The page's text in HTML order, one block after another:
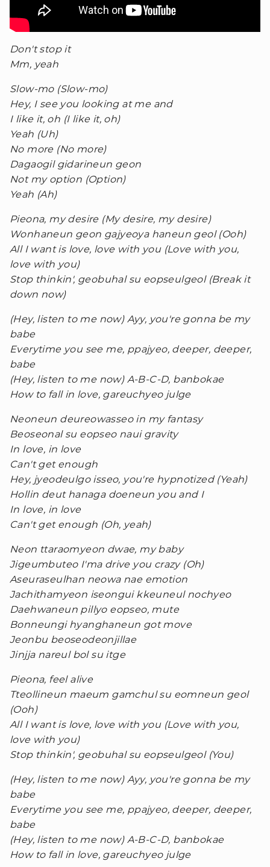
Don't stop it
Mm, yeah
Slow-mo (Slow-mo)
Hey, I see you looking at me and
I like it, oh (I like it, oh)
Yeah (Uh)
No more (No more)
Dagaogil gidarineun geon
Not my option (Option)
Yeah (Ah)
Pieona, my desire (My desire, my desire)
Wonhaneun geon gajyeoya haneun geol (Ooh)
All I want is love, love with you (Love with you,
love with you)
Stop thinkin', geobuhal su eopseulgeol (Break it
down now)
(Hey, listen to me now) Ayy, you're gonna be my
babe
Everytime you see me, ppajyeo, deeper, deeper,
babe
(Hey, listen to me now) A-B-C-D, banbokae
How to fall in love, gareuchyeo julge
Neoneun deureowasseo in my fantasy
Beoseonal su eopseo naui gravity
In love, in love
Can't get enough
Hey, jyeodeulgo isseo, you're hypnotized (Yeah)
Hollin deut hanaga doeneun you and I
In love, in love
Can't get enough (Oh, yeah)
Neon ttaraomyeon dwae, my baby
Jigeumbuteo I'ma drive you crazy (Oh)
Aseuraseulhan neowa nae emotion
Jachithamyeon iseongui kkeuneul nochyeo
Daehwaneun pillyo eopseo, mute
Bonneungi hyanghaneun got move
Jeonbu beoseodeonjillae
Jinjja nareul bol su itge
Pieona, feel alive
Tteollineun maeum gamchul su eomneun geol
(Ooh)
All I want is love, love with you (Love with you,
love with you)
Stop thinkin', geobuhal su eopseulgeol (You)
(Hey, listen to me now) Ayy, you're gonna be my
babe
Everytime you see me, ppajyeo, deeper, deeper,
babe
(Hey, listen to me now) A-B-C-D, banbokae
How to fall in love, gareuchyeo julge